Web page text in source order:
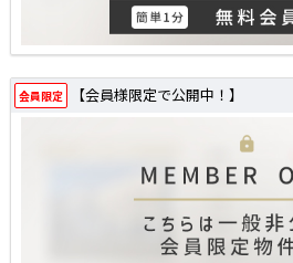
会員限定 【会員様限定で公開中！】